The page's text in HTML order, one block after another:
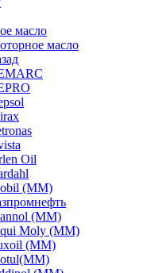
масло
масло
Oil
(ММ)
(ММ)
Moly (ММ)
(ММ)